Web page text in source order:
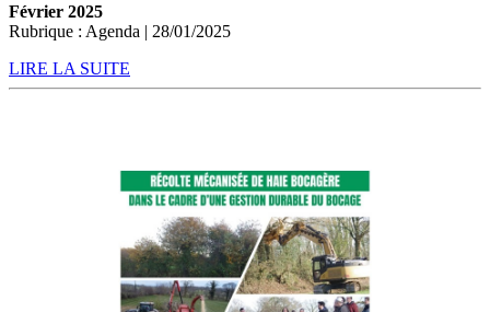
Février 2025
Rubrique : Agenda | 28/01/2025
LIRE LA SUITE